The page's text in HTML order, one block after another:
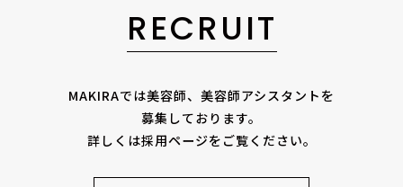
RECRUIT
MAKIRAでは美容師、美容師アシスタントを
募集しております。
詳しくは採用ページをご覧ください。